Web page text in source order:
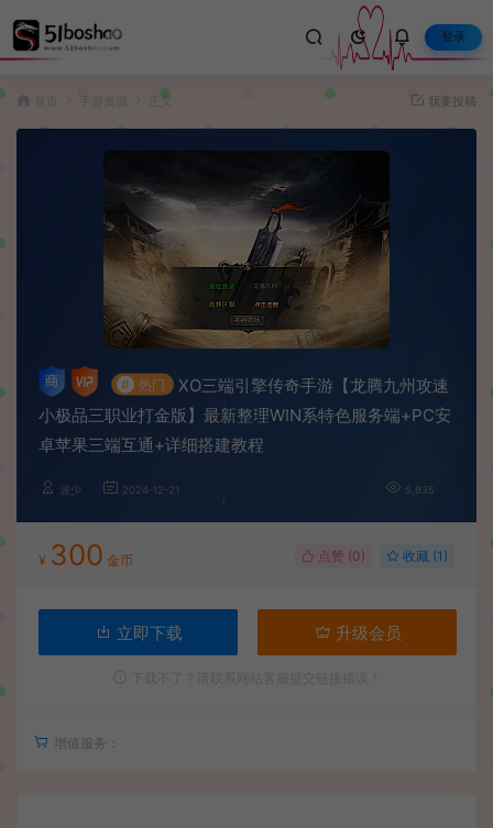
登录
手游资源 正文 我要投稿
# 热门
XO三端引擎传奇手游【龙腾九州攻速
小极品三职业打金版】最新整理WIN系特色服务端+PC安
卓苹果三端互通+详细搭建教程
波少 2024-12-21 5,935
¥ 300 金币 点赞 (0) 收藏 (1)
立即下载 升级会员
增值服务：